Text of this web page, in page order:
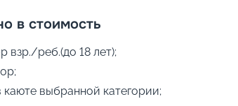
в стоимость
взр./реб.(до 18 лет);
выбранной категории;